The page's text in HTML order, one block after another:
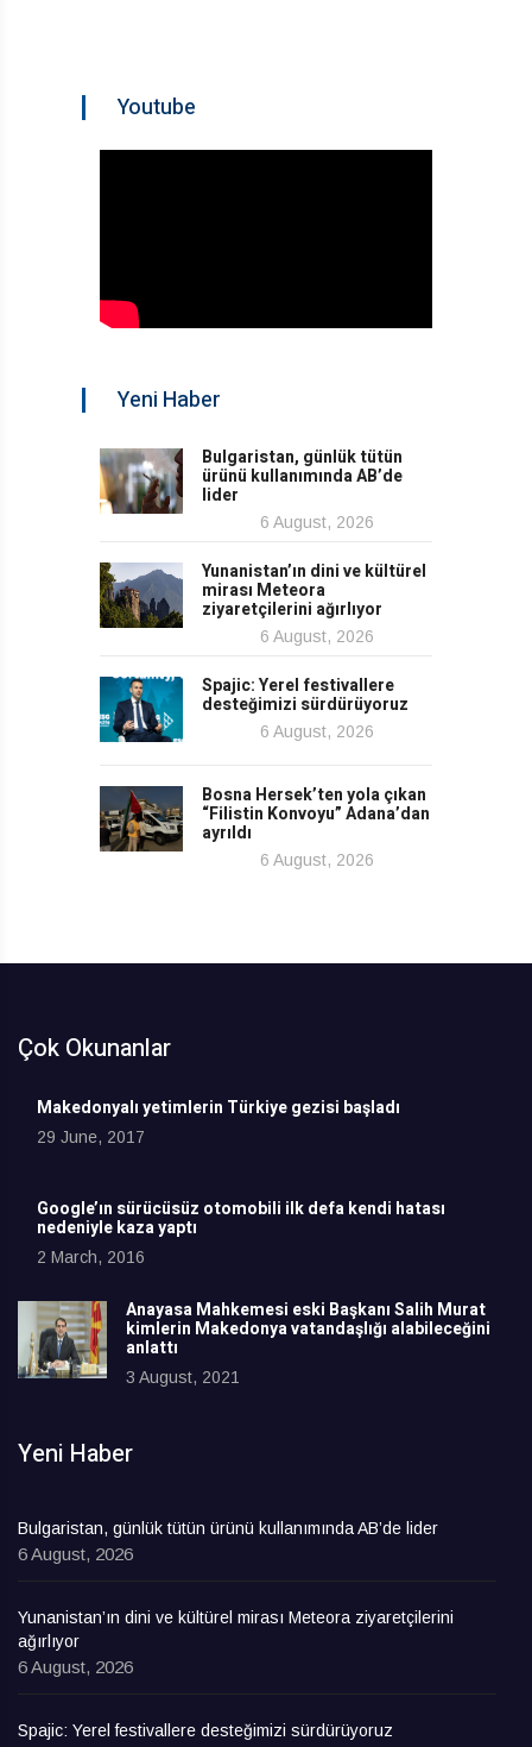
Youtube
Yeni Haber
Bulgaristan, günlük tütün
ürünü kullanımında AB’de
lider
6 August, 2026
Yunanistan’ın dini ve kültürel
mirası Meteora
ziyaretçilerini ağırlıyor
6 August, 2026
Spajic: Yerel festivallere
desteğimizi sürdürüyoruz
6 August, 2026
Bosna Hersek’ten yola çıkan
“Filistin Konvoyu” Adana’dan
ayrıldı
6 August, 2026
Çok Okunanlar
Makedonyalı yetimlerin Türkiye gezisi başladı
29 June, 2017
Google’ın sürücüsüz otomobili ilk defa kendi hatası
nedeniyle kaza yaptı
2 March, 2016
Anayasa Mahkemesi eski Başkanı Salih Murat
kimlerin Makedonya vatandaşlığı alabileceğini
anlattı
3 August, 2021
Yeni Haber
Bulgaristan, günlük tütün ürünü kullanımında AB’de lider
6 August, 2026
Yunanistan’ın dini ve kültürel mirası Meteora ziyaretçilerini
ağırlıyor
6 August, 2026
Spajic: Yerel festivallere desteğimizi sürdürüyoruz